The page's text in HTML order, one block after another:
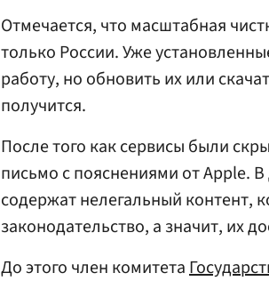
Отмечается, что масштабная
только России. Уже
работу, но обновить их или
получится.
После того как сервисы были
письмо с пояснениями от Apple.
содержат нелегальный контент,
законодательство, а значит, их
До этого член комитета